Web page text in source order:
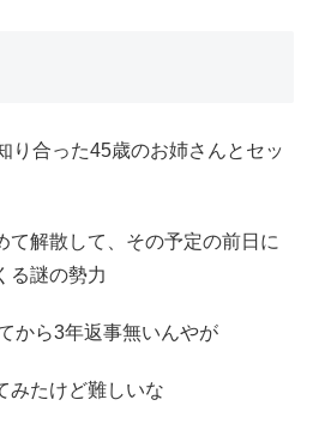
り合った45歳のお姉さんとセッ
て解散して、その予定の前日に
る謎の勢力
から3年返事無いんやが
みたけど難しいな